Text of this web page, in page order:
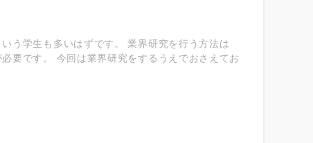
う学生も多いはずです。 業界研究を行う方法は
要です。 今回は業界研究をするうえでおさえてお